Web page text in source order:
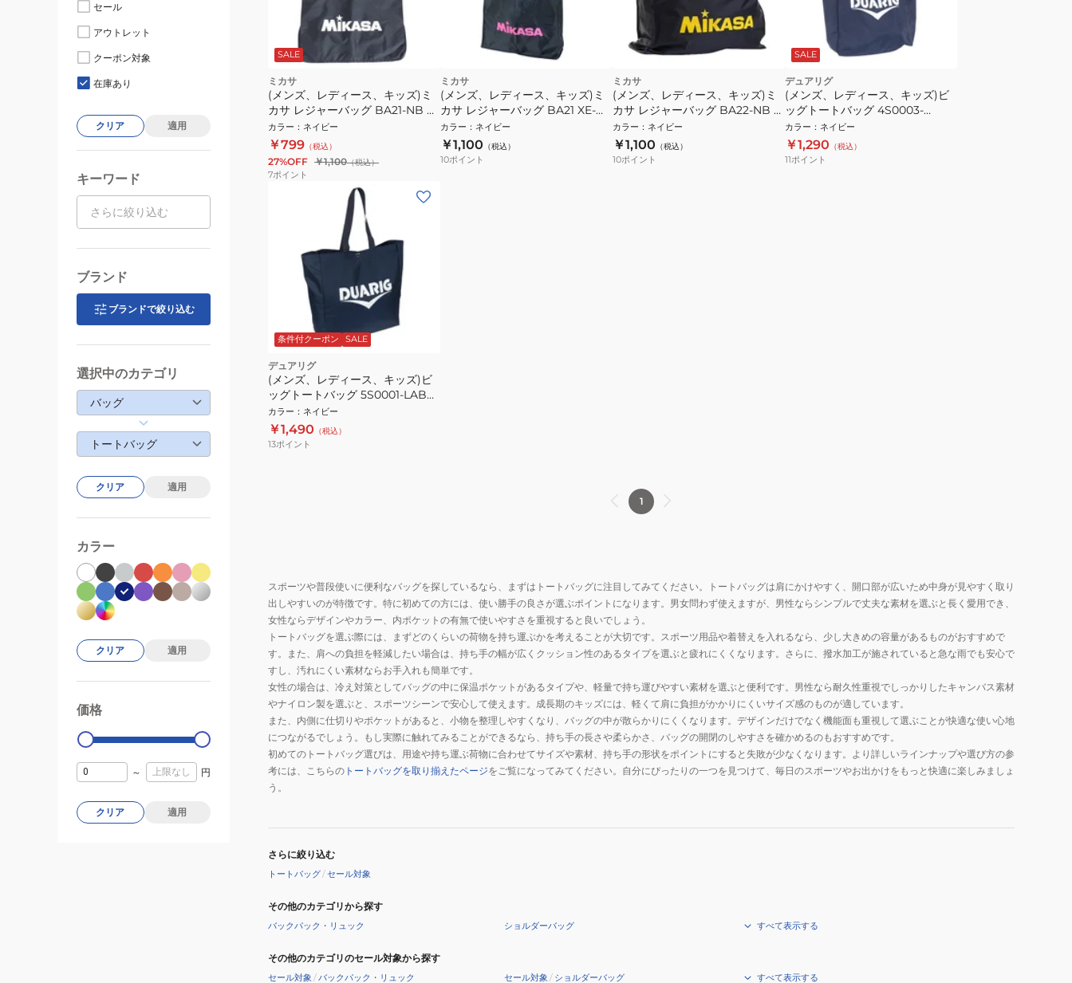
SALE
ミカサ
(メンズ、レディース、キッズ)ミ
カサ レジャーバッグ BA21-NB ネ
イビー MIKASA トートバッグ
カラー ： ネイビー
￥799 （税込）
27%OFF ￥1,100（税込）
7ポイント
ミカサ
(メンズ、レディース、キッズ)ミ
カサ レジャーバッグ BA21 XE-
NBP ネイビー (ロゴ ピンク) トー
トバッグ
カラー ： ネイビー
￥1,100 （税込）
10ポイント
ミカサ
(メンズ、レディース、キッズ)ミ
カサ レジャーバッグ BA22-NB ネ
イビー MIKASA トートバッグ
カラー ： ネイビー
￥1,100 （税込）
10ポイント
SALE
デュアリグ
(メンズ、レディース、キッズ)ビ
ッグトートバッグ 4S0003-
LABG-921ST NVY
カラー ： ネイビー
￥1,290 （税込）
11ポイント
条件付クーポン SALE
デュアリグ
(メンズ、レディース、キッズ)ビ
ッグトートバッグ 5S0001-LABG-
921ST NVY 紺 23L
カラー ： ネイビー
￥1,490 （税込）
13ポイント
1
スポーツや普段使いに便利なバッグを探しているなら、まずはトートバッグに注目してみてください。トートバッグは肩にかけやすく、開口部が広いため中身が見やすく取り
出しやすいのが特徴です。特に初めての方には、使い勝手の良さが選ぶポイントになります。男女問わず使えますが、男性ならシンプルで丈夫な素材を選ぶと長く愛用でき、
女性ならデザインやカラー、内ポケットの有無で使いやすさを重視すると良いでしょう。
トートバッグを選ぶ際には、まずどのくらいの荷物を持ち運ぶかを考えることが大切です。スポーツ用品や着替えを入れるなら、少し大きめの容量があるものがおすすめで
す。また、肩への負担を軽減したい場合は、持ち手の幅が広くクッション性のあるタイプを選ぶと疲れにくくなります。さらに、撥水加工が施されていると急な雨でも安心で
すし、汚れにくい素材ならお手入れも簡単です。
女性の場合は、冷え対策としてバッグの中に保温ポケットがあるタイプや、軽量で持ち運びやすい素材を選ぶと便利です。男性なら耐久性重視でしっかりしたキャンバス素材
やナイロン製を選ぶと、スポーツシーンで安心して使えます。成長期のキッズには、軽くて肩に負担がかかりにくいサイズ感のものが適しています。
また、内側に仕切りやポケットがあると、小物を整理しやすくなり、バッグの中が散らかりにくくなります。デザインだけでなく機能面も重視して選ぶことが快適な使い心地
につながるでしょう。もし実際に触れてみることができるなら、持ち手の長さや柔らかさ、バッグの開閉のしやすさを確かめるのもおすすめです。
初めてのトートバッグ選びは、用途や持ち運ぶ荷物に合わせてサイズや素材、持ち手の形状をポイントにすると失敗が少なくなります。より詳しいラインナップや選び方の参
考には、こちらの トートバッグを取り揃えたページをご覧になってみてください。自分にぴったりの一つを見つけて、毎日のスポーツやお出かけをもっと快適に楽しみましょ
う。
さらに絞り込む
トートバッグ/セール対象
その他のカテゴリから探す
バックパック・リュック ショルダーバッグ すべて表示する
その他のカテゴリのセール対象から探す
セール対象 /バックパック・リュック セール対象 / ショルダーバッグ すべて表示する
セール
アウトレット
クーポン対象
在庫あり
クリア 適用
キーワード
ブランド
ブランドで絞り込む
選択中のカテゴリ
バッグ
トートバッグ
クリア 適用
カラー
クリア 適用
価格
0
～ 円
クリア 適用